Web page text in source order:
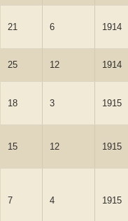
21 6 1914
25 12 1914
18 3 1915
15 12 1915
7 4 1915